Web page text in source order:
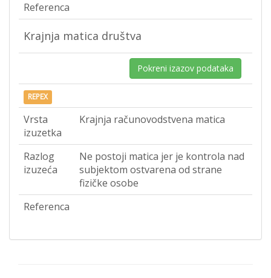
Referenca
Krajnja matica društva
Pokreni izazov podataka
REPEX
Vrsta
izuzetka
Krajnja računovodstvena matica
Razlog
izuzeća
Ne postoji matica jer je kontrola nad
subjektom ostvarena od strane
fizičke osobe
Referenca